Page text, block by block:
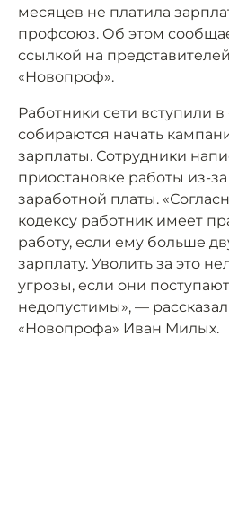
месяцев не платила
профсоюз. Об этом
ссылкой на
«Новопроф».
Работники сети вступили
собираются начать
зарплаты. Сотрудники
приостановке работы из-за
заработной платы.
кодексу работник имеет
работу, если ему больше
зарплату. Уволить за это
угрозы, если они
недопустимы», —
«Новопрофа» Иван Милых.